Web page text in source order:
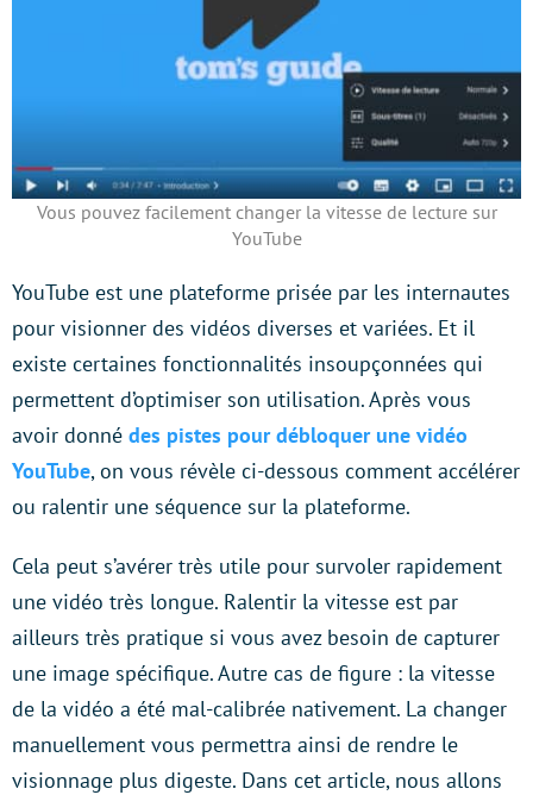
Vous pouvez facilement changer la vitesse de lecture sur
YouTube
YouTube est une plateforme prisée par les internautes
pour visionner des vidéos diverses et variées. Et il
existe certaines fonctionnalités insoupçonnées qui
permettent d’optimiser son utilisation. Après vous
avoir donné des pistes pour débloquer une vidéo
YouTube, on vous révèle ci-dessous comment accélérer
ou ralentir une séquence sur la plateforme.
Cela peut s’avérer très utile pour survoler rapidement
une vidéo très longue. Ralentir la vitesse est par
ailleurs très pratique si vous avez besoin de capturer
une image spécifique. Autre cas de figure : la vitesse
de la vidéo a été mal-calibrée nativement. La changer
manuellement vous permettra ainsi de rendre le
visionnage plus digeste. Dans cet article, nous allons